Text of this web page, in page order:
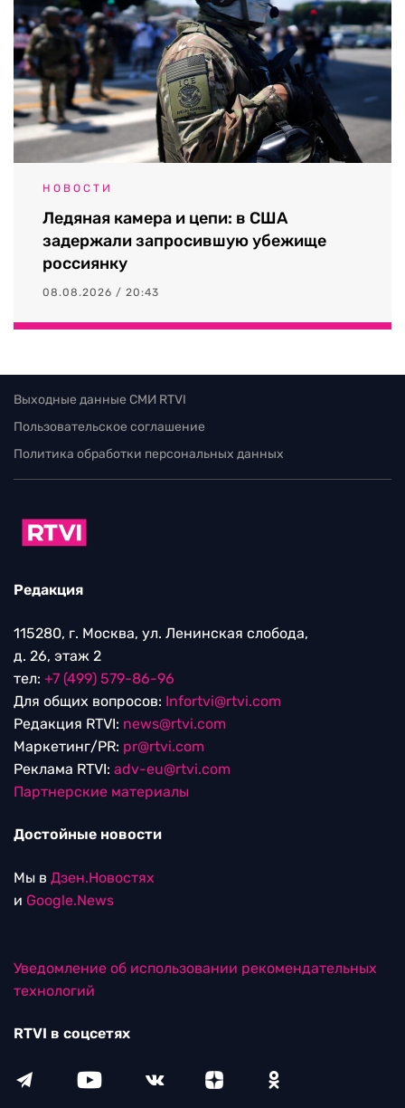
НОВОСТИ
Ледяная камера и цепи: в США
задержали запросившую убежище
россиянку
08.08.2026 / 20:43
Выходные данные СМИ RTVI
Пользовательское соглашение
Политика обработки персональных данных
Редакция
115280, г. Москва, ул. Ленинская слобода,
д. 26, этаж 2
тел: +7 (499) 579-86-96
Для общих вопросов: Infortvi@rtvi.com
Редакция RTVI: news@rtvi.com
Маркетинг/PR: pr@rtvi.com
Реклама RTVI: adv-eu@rtvi.com
Партнерские материалы
Достойные новости
Мы в Дзен.Новостях
и Google.News
Уведомление об использовании рекомендательных
технологий
RTVI в соцсетях